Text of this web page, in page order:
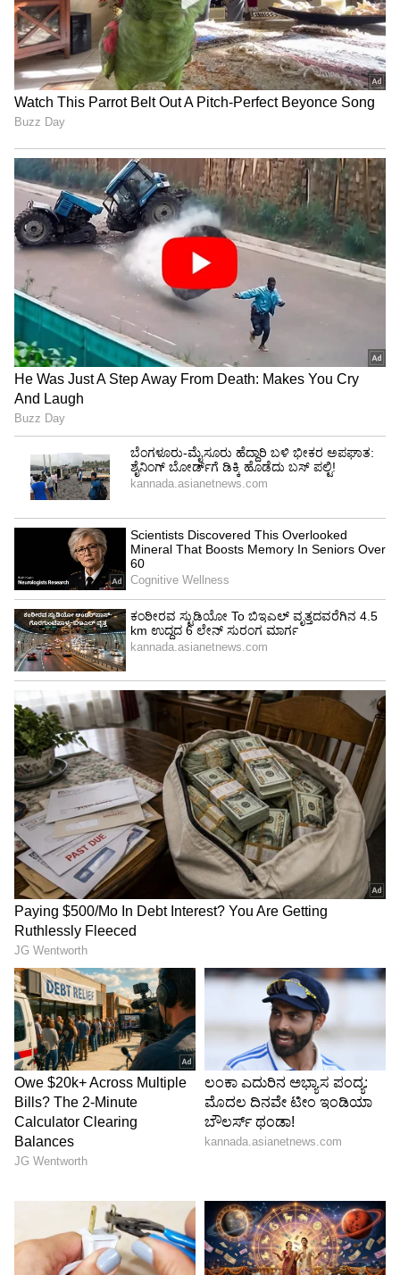
ಶಕ್ತಿ ಯೋಜನೆಗೆ ಸಂಬಂಧವಿಲ್ಲ - ಕೆಎ​ಸ್ಸಾ​ರ್ಟಿ​ಸಿ:ಶಕ್ತಿ
ಯೋಜನೆಗೂ ಟಿಕೆಟ್‌ ಬುಕ್ಕಿಂಗ್‌ ಆ್ಯಪ್‌ ಕೆಲಸ
ಮಾಡದಿರುವುದಕ್ಕೂ ಯಾವುದೇ ಸಂಬಂಧವಿಲ್ಲ. ಶುಕ್ರವಾರ
ಆಗಿರಲಿಲ್ಲ. ಆದರೆ, ಮೊಬೈಲ್‌ ಆ್ಯಪ್‌ನಲ್ಲಿ ಬುಕಿಂಗ್‌ ಮಾಡಲು
ತಾಂತ್ರಿಕ ದೋಷದಿಂದ ಸಮಸ್ಯೆಯುಂಟಾಗಿತ್ತು. ಪ್ರಸ್ತುತ
ಸಮಸ್ಯೆ ಇತ್ಯರ್ಥಪಡಿಸಲಾಗಿದೆ ಎಂದು ಕೆಎಸ್‌ಆರ್‌ಟಿಸಿ
ಅಧಿಕಾರಿಗಳು ‘ಕನ್ನಡಪ್ರಭ’ಕ್ಕೆ ಮಾಹಿತಿ ನೀಡಿದರು.
Trade Deal | Party Rounds